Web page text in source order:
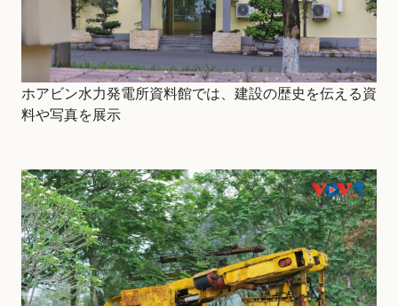
ホアビン水力発電所資料館では、建設の歴史を伝える資
料や写真を展示